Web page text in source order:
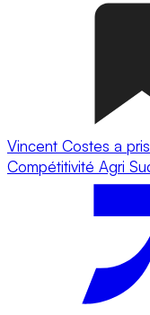
Vincent Costes a
Compétitivité Agri